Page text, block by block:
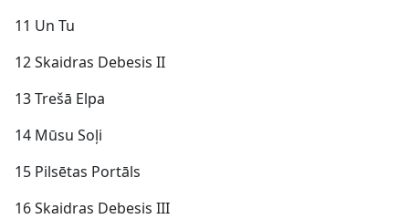
11 Un Tu
12 Skaidras Debesis II
13 Trešā Elpa
14 Mūsu Soļi
15 Pilsētas Portāls
16 Skaidras Debesis III